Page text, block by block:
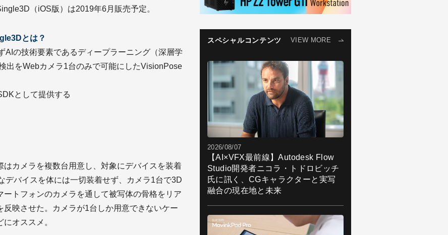
（iOS版）は2019年6月販売予定。
とは？
AIの技術要素であるディープラーニング（深層学
出をWebカメラ1台のみで可能にしたVisionPose
として提供する
カメラを複数台用意し、対象にデバイスを装着
デバイスを体には一切装着せず、カメラ1台で3D
トフォンのカメラを通して被写体の骨格をリア
映させた。カメラが1台しか用意できないケー
オススメ。
スペシャルコンテンツ VIEW MORE
2026/08/07
【AI×VFX最前線】Autodesk Flow
Studio開発者ニコラ・トドロビッチ
氏に訊く、CGキャラクターと実写
融合の現在地と未来